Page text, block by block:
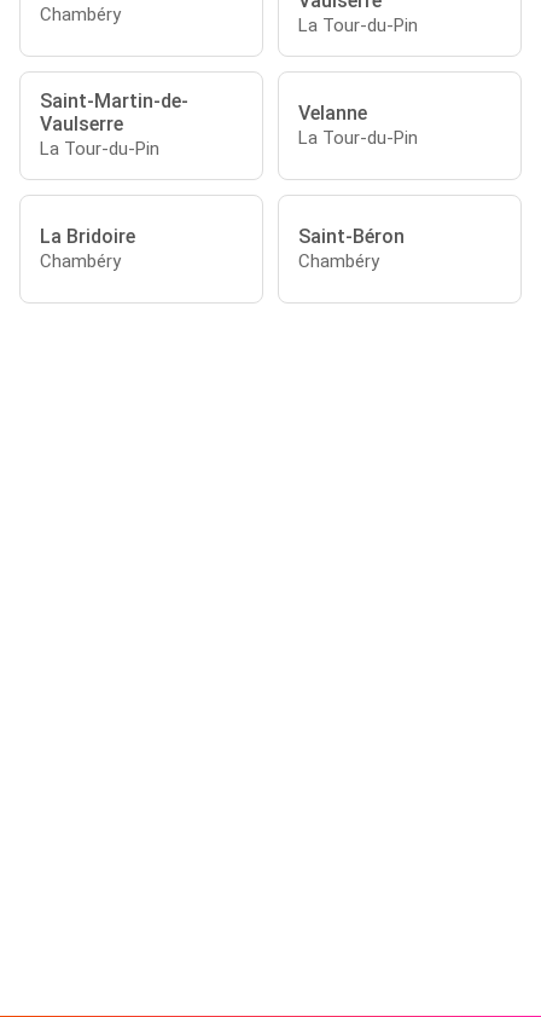
Chambéry
La Tour-du-Pin
Saint-Martin-de-
Vaulserre
La Tour-du-Pin
Velanne
La Tour-du-Pin
La Bridoire
Chambéry
Saint-Béron
Chambéry